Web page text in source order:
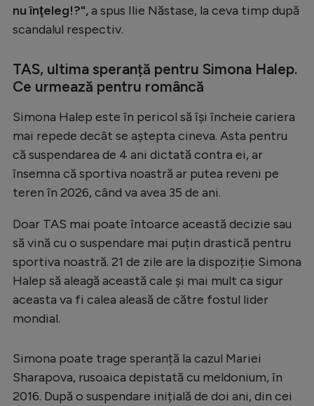
nu înţeleg!?",a spus Ilie Năstase, la ceva timp după
scandalul respectiv.
TAS, ultima speranță pentru Simona Halep.
Ce urmează pentru româncă
Simona Halep este în pericol să își încheie cariera
mai repede decât se aștepta cineva. Asta pentru
că suspendarea de 4 ani dictată contra ei, ar
însemna că sportiva noastră ar putea reveni pe
teren în 2026, când va avea 35 de ani.
Doar TAS mai poate întoarce această decizie sau
să vină cu o suspendare mai puțin drastică pentru
sportiva noastră. 21 de zile are la dispoziție Simona
Halep să aleagă această cale și mai mult ca sigur
aceasta va fi calea aleasă de către fostul lider
mondial.
Simona poate trage speranță la cazul Mariei
Sharapova, rusoaica depistată cu meldonium, în
2016. După o suspendare inițială de doi ani, din cei